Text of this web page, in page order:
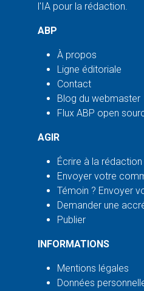
l'IA pour la rédaction.
ABP
À propos
Ligne éditoriale
Contact
Blog du webmaster
Flux ABP open
AGIR
Écrire à la rédaction
Envoyer votre
Témoin ? Envoyer
Demander une
Publier
INFORMATIONS
Mentions légales
Données